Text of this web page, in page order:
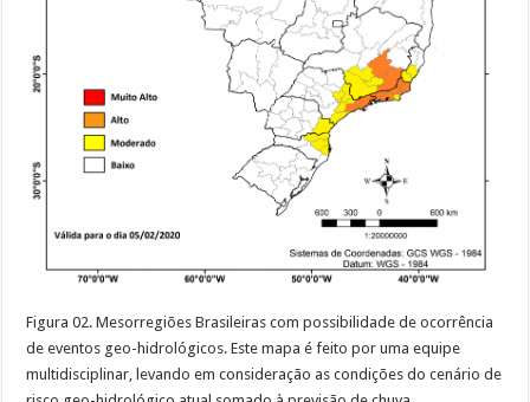
Figura 02. Mesorregiões Brasileiras com possibilidade de ocorrência
de eventos geo-hidrológicos. Este mapa é feito por uma equipe
multidisciplinar, levando em consideração as condições do cenário de